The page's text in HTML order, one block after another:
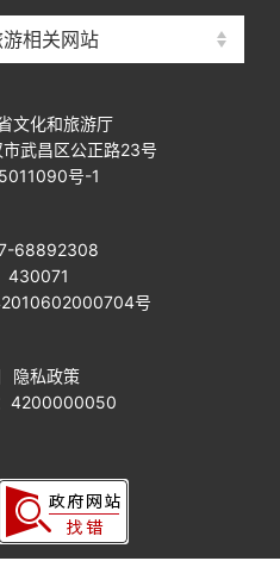
相关网站
文化和旅游厅
武昌区公正路23号
号-1
68892308
430071
号
隐私政策
4200000050